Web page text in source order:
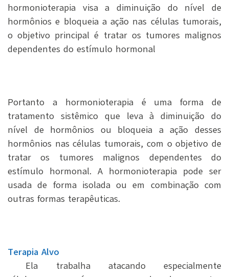
hormonioterapia visa a diminuição do nível de
hormônios e bloqueia a ação nas células tumorais,
o objetivo principal é tratar os tumores malignos
dependentes do estímulo hormonal
Portanto a hormonioterapia é uma forma de
tratamento sistêmico que leva à diminuição do
nível de hormônios ou bloqueia a ação desses
hormônios nas células tumorais, com o objetivo de
tratar os tumores malignos dependentes do
estímulo hormonal. A hormonioterapia pode ser
usada de forma isolada ou em combinação com
outras formas terapêuticas.
Terapia Alvo
Ela trabalha atacando especialmente